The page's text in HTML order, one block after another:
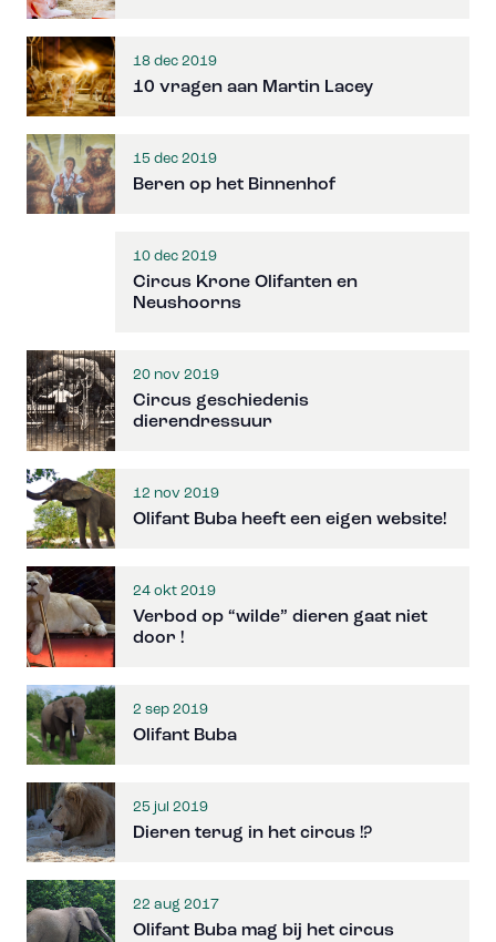
18 dec 2019
10 vragen aan Martin Lacey
15 dec 2019
Beren op het Binnenhof
10 dec 2019
Circus Krone Olifanten en
Neushoorns
20 nov 2019
Circus geschiedenis
dierendressuur
12 nov 2019
Olifant Buba heeft een eigen website!
24 okt 2019
Verbod op “wilde” dieren gaat niet
door !
2 sep 2019
Olifant Buba
25 jul 2019
Dieren terug in het circus !?
22 aug 2017
Olifant Buba mag bij het circus